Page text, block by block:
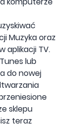
Muzyka oraz
aplikacji TV.
lub
do nowej
sklepu
teraz